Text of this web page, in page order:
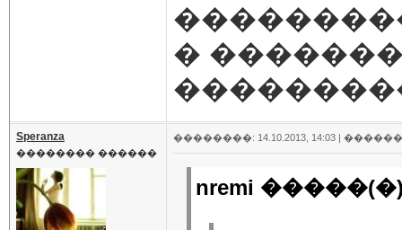
�
Speranza
�������� ������
��������: 14.10.2013, 14:03 |
nremi